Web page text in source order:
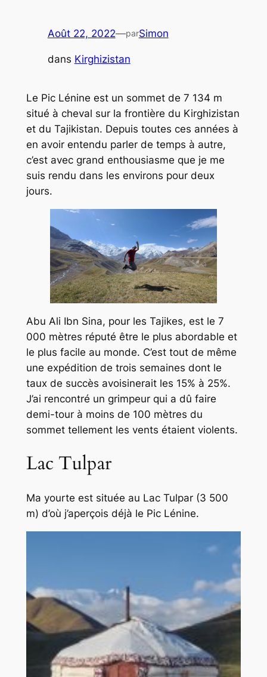
Août 22, 2022—parSimon
dans Kirghizistan
Le Pic Lénine est un sommet de 7 134 m
situé à cheval sur la frontière du Kirghizistan
et du Tajikistan. Depuis toutes ces années à
en avoir entendu parler de temps à autre,
c’est avec grand enthousiasme que je me
suis rendu dans les environs pour deux
jours.
Abu Ali Ibn Sina, pour les Tajikes, est le 7
000 mètres réputé être le plus abordable et
le plus facile au monde. C’est tout de même
une expédition de trois semaines dont le
taux de succès avoisinerait les 15% à 25%.
J’ai rencontré un grimpeur qui a dû faire
demi-tour à moins de 100 mètres du
sommet tellement les vents étaient violents.
Lac Tulpar
Ma yourte est située au Lac Tulpar (3 500
m) d’où j’aperçois déjà le Pic Lénine.